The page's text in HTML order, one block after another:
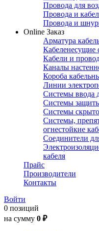
Провода для
Провода и
Провода и
Online Заказ
Арматура
Кабеленесущие
Кабели и
Каналы
Короба
Линии
Системы ввода
Системы
Системы
Системы,
огнестойкие
Соединители
кабеля
Прайс
Производители
Контакты
Войти
0 позиций
на сумму 0 ₽